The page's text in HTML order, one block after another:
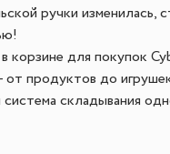
ручки изменилась,
корзине для покупок
от продуктов до
система складывания